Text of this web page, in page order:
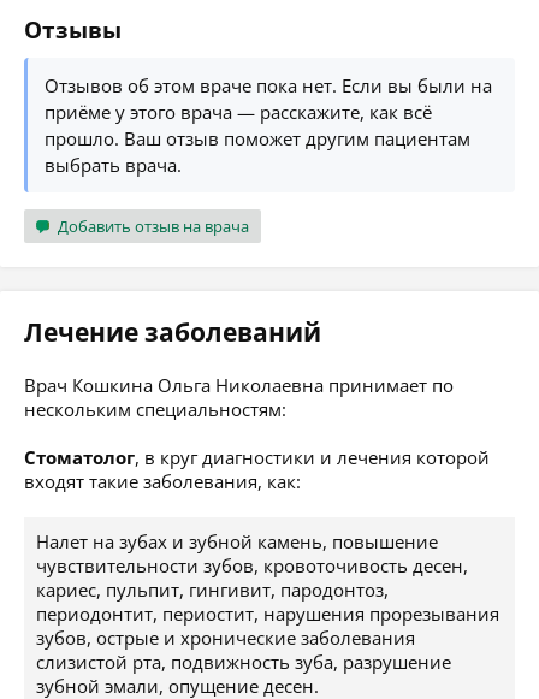
Отзывы
Отзывов об этом враче пока нет. Если вы были на
приёме у этого врача — расскажите, как всё
прошло. Ваш отзыв поможет другим пациентам
выбрать врача.
Добавить отзыв на врача
Лечение заболеваний
Врач Кошкина Ольга Николаевна принимает по
нескольким специальностям:
Стоматолог, в круг диагностики и лечения которой
входят такие заболевания, как:
Налет на зубах и зубной камень, повышение
чувствительности зубов, кровоточивость десен,
кариес, пульпит, гингивит, пародонтоз,
периодонтит, периостит, нарушения прорезывания
зубов, острые и хронические заболевания
слизистой рта, подвижность зуба, разрушение
зубной эмали, опущение десен.